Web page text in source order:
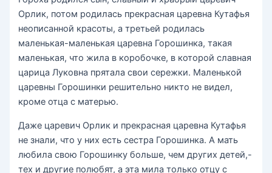
Орлик, потом родилась прекрасная царевна Кутафья
неописанной красоты, а третьей родилась
маленькая-маленькая царевна Горошинка, такая
маленькая, что жила в коробочке, в которой славная
царица Луковна прятала свои сережки. Маленькой
царевны Горошинки решительно никто не видел,
кроме отца с матерью.
Даже царевич Орлик и прекрасная царевна Кутафья
не знали, что у них есть сестра Горошинка. А мать
любила свою Горошинку больше, чем других детей,-
тех и другие полюбят, а эта мила только отцу с